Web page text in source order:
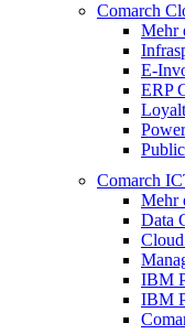
Comarch
Mehr
E-
ERP
Comarch
Mehr
Data
IBM
IBM